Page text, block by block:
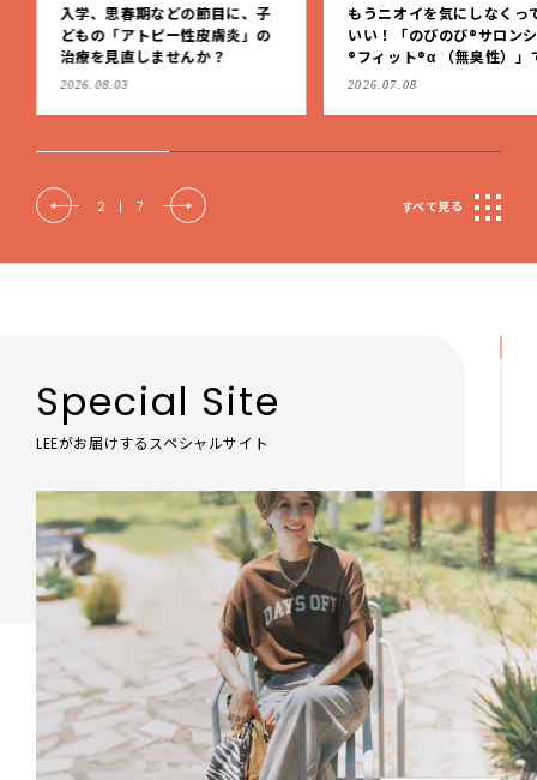
入学、思春期などの節目に、子
どもの「アトピー性皮膚炎」の
治療を見直しませんか？
2026.08.03
もうニオイを気にしなくっ
いい！「のびのび®サロン
®フィット®α （無臭性）」
肩こりや足腰のダルさを出
2026.07.08
2 | 7 すべて見る
Special Site
LEEがお届けするスペシャルサイト